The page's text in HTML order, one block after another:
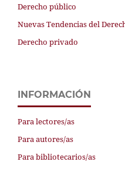
Derecho público
Nuevas Tendencias del
Derecho privado
INFORMACIÓN
Para lectores/as
Para autores/as
Para bibliotecarios/as